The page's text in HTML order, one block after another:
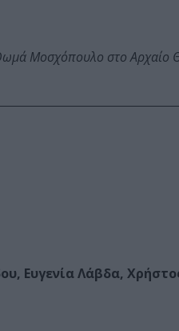
Μοσχόπουλο στο Αρχαίο
Ευγενία Λάβδα,